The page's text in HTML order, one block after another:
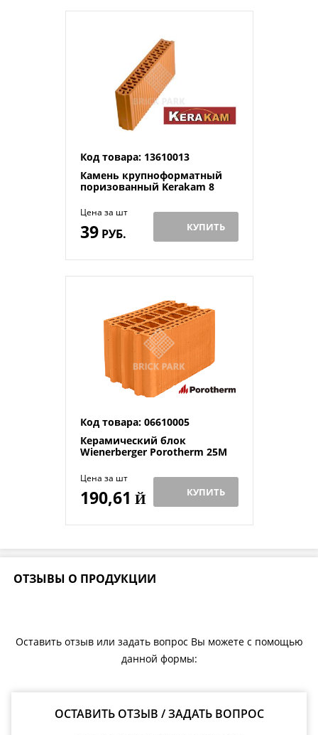
Код товара: 13610013
Камень крупноформатный
поризованный Kerakam 8
Цена за шт
39РУБ. КУПИТЬ
Код товара: 06610005
Керамический блок
Wienerberger Porotherm 25М
Цена за шт
190,61 Й КУПИТЬ
ОТЗЫВЫ О ПРОДУКЦИИ
Оставить отзыв или задать вопрос Вы можете с помощью
данной формы:
ОСТАВИТЬ ОТЗЫВ / ЗАДАТЬ ВОПРОС